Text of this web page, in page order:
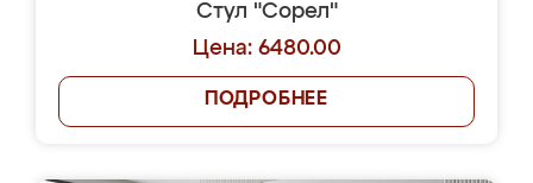
Стул "Сорел"
Цена: 6480.00
ПОДРОБНЕЕ